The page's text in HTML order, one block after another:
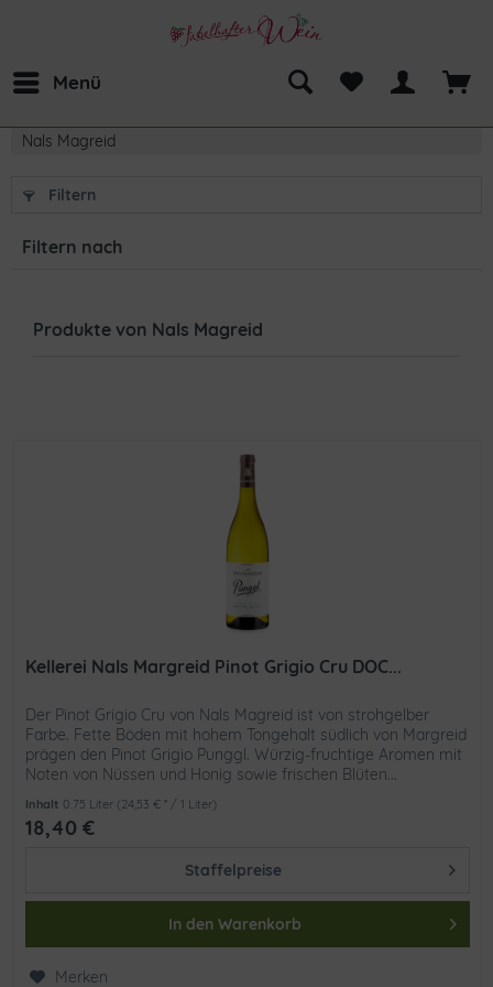
Menü
Nals Magreid
Filtern
Filtern nach
Produkte von Nals Magreid
Kellerei Nals Margreid Pinot Grigio Cru DOC...
Der Pinot Grigio Cru von Nals Magreid ist von strohgelber
Farbe. Fette Böden mit hohem Tongehalt südlich von Margreid
prägen den Pinot Grigio Punggl. Würzig-fruchtige Aromen mit
Noten von Nüssen und Honig sowie frischen Blüten...
Inhalt 0.75 Liter (24,53 € * / 1 Liter)
18,40 €
Staffelpreise
In den Warenkorb
Merken